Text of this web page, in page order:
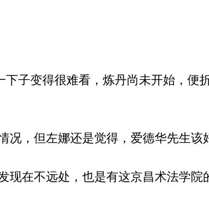
子变得很难看，炼丹尚未开始，便
，但左娜还是觉得，爱德华先生该
在不远处，也是有这京昌术法学院